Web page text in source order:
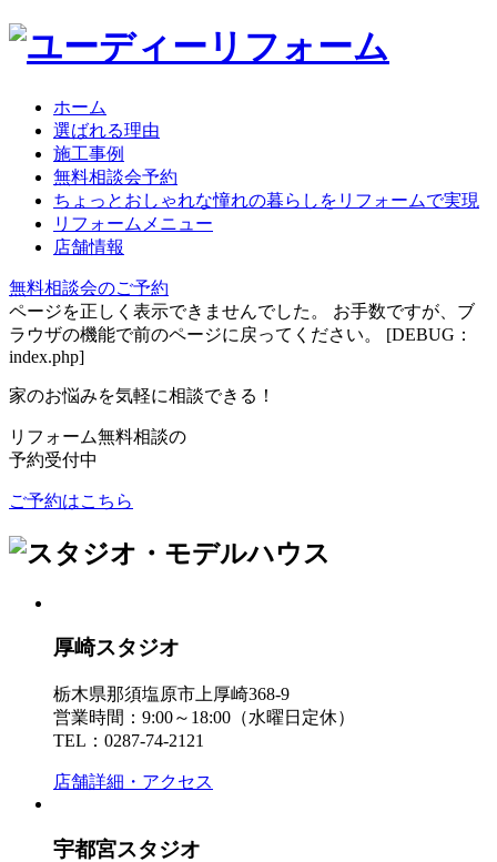
ホーム
選ばれる理由
施工事例
無料相談会予約
ちょっとおしゃれな憧れの暮らしをリフォームで実現
リフォームメニュー
店舗情報
無料相談会のご予約
ページを正しく表示できませんでした。 お手数ですが、ブ
ラウザの機能で前のページに戻ってください。 [DEBUG：
index.php]
家のお悩みを気軽に相談できる！
リフォーム無料相談の
予約受付中
ご予約はこちら
厚崎スタジオ
栃木県那須塩原市上厚崎368-9
営業時間：9:00～18:00（水曜日定休）
TEL：0287-74-2121
店舗詳細・アクセス
宇都宮スタジオ